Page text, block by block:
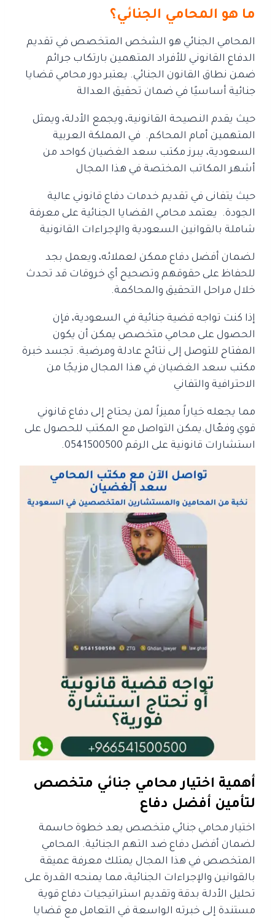
ما هو المحامي الجنائي؟
المحامي الجنائي هو الشخص المتخصص في تقديم
الدفاع القانوني للأفراد المتهمين بارتكاب جرائم
ضمن نطاق القانون الجنائي. يعتبر دور محامي قضايا
جنائية أساسيًا في ضمان تحقيق العدالة
حيث يقدم النصيحة القانونية، ويجمع الأدلة، ويمثل
المتهمين أمام المحاكم. في المملكة العربية
السعودية، يبرز مكتب سعد الغضيان كواحد من
أشهر المكاتب المختصة في هذا المجال
حيث يتفانى في تقديم خدمات دفاع قانوني عالية
الجودة.
يعتمد محامي القضايا الجنائية على معرفة
شاملة بالقوانين السعودية والإجراءات القانونية
لضمان أفضل دفاع ممكن لعملائه، ويعمل بجد
للحفاظ على حقوقهم وتصحيح أي خروقات قد تحدث
خلال مراحل التحقيق والمحاكمة.
إذا كنت تواجه قضية جنائية في السعودية، فإن
الحصول على محامي متخصص يمكن أن يكون
المفتاح للتوصل إلى نتائج عادلة ومرضية. تجسد خبرة
مكتب سعد الغضيان في هذا المجال مزيجًا من
الاحترافية والتفاني
مما يجعله خياراً مميزاً لمن يحتاج إلى دفاع قانوني
قوي وفعّال.يمكن التواصل مع المكتب للحصول على
استشارات قانونية على الرقم 0541500500.
أهمية اختيار محامي جنائي متخصص
لتأمين أفضل دفاع
اختيار محامي جنائي متخصص يعد خطوة حاسمة
لضمان أفضل دفاع ضد التهم الجنائية. المحامي
المتخصص في هذا المجال يمتلك معرفة عميقة
بالقوانين والإجراءات الجنائية، مما يمنحه القدرة على
تحليل الأدلة بدقة وتقديم استراتيجيات دفاع قوية
مستندة إلى خبرته الواسعة في التعامل مع قضايا